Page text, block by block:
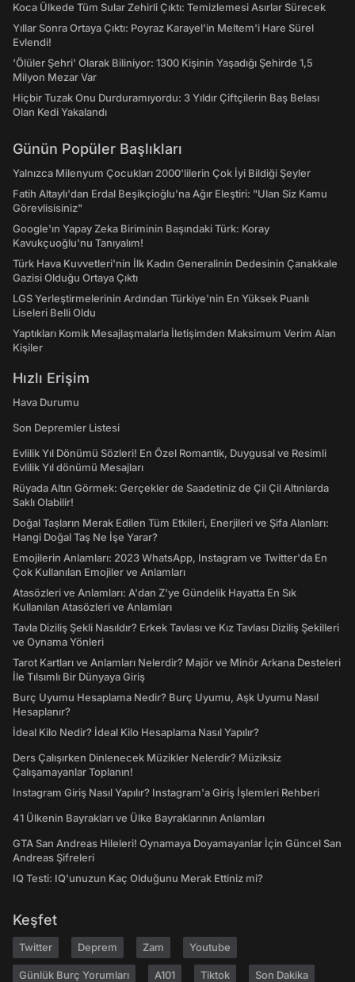
Koca Ülkede Tüm Sular Zehirli Çıktı: Temizlemesi Asırlar Sürecek
Yıllar Sonra Ortaya Çıktı: Poyraz Karayel'in Meltem'i Hare Sürel
Evlendi!
'Ölüler Şehri' Olarak Biliniyor: 1300 Kişinin Yaşadığı Şehirde 1,5
Milyon Mezar Var
Hiçbir Tuzak Onu Durduramıyordu: 3 Yıldır Çiftçilerin Baş Belası
Olan Kedi Yakalandı
Günün Popüler Başlıkları
Yalnızca Milenyum Çocukları 2000'lilerin Çok İyi Bildiği Şeyler
Fatih Altaylı'dan Erdal Beşikçioğlu'na Ağır Eleştiri: "Ulan Siz Kamu
Görevlisisiniz"
Google'ın Yapay Zeka Biriminin Başındaki Türk: Koray
Kavukçuoğlu'nu Tanıyalım!
Türk Hava Kuvvetleri'nin İlk Kadın Generalinin Dedesinin Çanakkale
Gazisi Olduğu Ortaya Çıktı
LGS Yerleştirmelerinin Ardından Türkiye'nin En Yüksek Puanlı
Liseleri Belli Oldu
Yaptıkları Komik Mesajlaşmalarla İletişimden Maksimum Verim Alan
Kişiler
Hızlı Erişim
Hava Durumu
Son Depremler Listesi
Evlilik Yıl Dönümü Sözleri! En Özel Romantik, Duygusal ve Resimli
Evlilik Yıl dönümü Mesajları
Rüyada Altın Görmek: Gerçekler de Saadetiniz de Çil Çil Altınlarda
Saklı Olabilir!
Doğal Taşların Merak Edilen Tüm Etkileri, Enerjileri ve Şifa Alanları:
Hangi Doğal Taş Ne İşe Yarar?
Emojilerin Anlamları: 2023 WhatsApp, Instagram ve Twitter'da En
Çok Kullanılan Emojiler ve Anlamları
Atasözleri ve Anlamları: A'dan Z'ye Gündelik Hayatta En Sık
Kullanılan Atasözleri ve Anlamları
Tavla Diziliş Şekli Nasıldır? Erkek Tavlası ve Kız Tavlası Diziliş Şekilleri
ve Oynama Yönleri
Tarot Kartları ve Anlamları Nelerdir? Majör ve Minör Arkana Desteleri
İle Tılsımlı Bir Dünyaya Giriş
Burç Uyumu Hesaplama Nedir? Burç Uyumu, Aşk Uyumu Nasıl
Hesaplanır?
İdeal Kilo Nedir? İdeal Kilo Hesaplama Nasıl Yapılır?
Ders Çalışırken Dinlenecek Müzikler Nelerdir? Müziksiz
Çalışamayanlar Toplanın!
Instagram Giriş Nasıl Yapılır? Instagram'a Giriş İşlemleri Rehberi
41 Ülkenin Bayrakları ve Ülke Bayraklarının Anlamları
GTA San Andreas Hileleri! Oynamaya Doyamayanlar İçin Güncel San
Andreas Şifreleri
IQ Testi: IQ'unuzun Kaç Olduğunu Merak Ettiniz mi?
Keşfet
Twitter Deprem Zam Youtube
Günlük Burç Yorumları A101 Tiktok Son Dakika